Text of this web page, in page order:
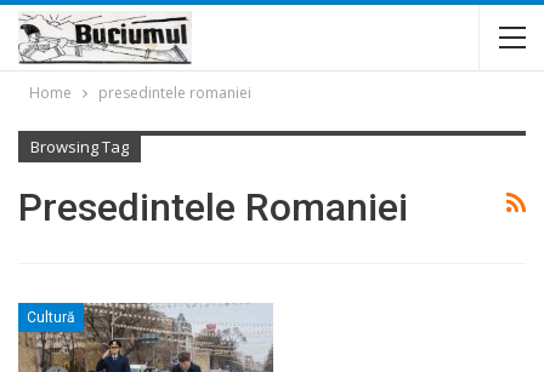
Home presedintele romaniei
Browsing Tag
Presedintele Romaniei
Cultură